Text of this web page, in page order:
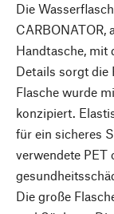
Die
CARBONATOR,
Handtasche, mit
Details sorgt die
Flasche wurde
konzipiert.
für ein sicheres
verwendete PET
Die große